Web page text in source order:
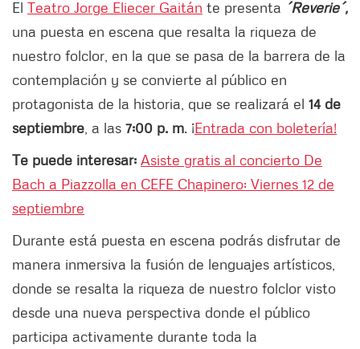
El Teatro Jorge Eliecer Gaitán te presenta ´Reverie´,
una puesta en escena que resalta la riqueza de
nuestro folclor, en la que se pasa de la barrera de la
contemplación y se convierte al público en
protagonista de la historia, que se realizará el 14 de
septiembre , a las 7:00 p. m. ¡Entrada con boletería!
Te puede interesar: Asiste gratis al concierto De
Bach a Piazzolla en CEFE Chapinero: Viernes 12 de
septiembre
Durante está puesta en escena podrás disfrutar de
manera inmersiva la fusión de lenguajes artísticos,
donde se resalta la riqueza de nuestro folclor visto
desde una nueva perspectiva donde el público
participa activamente durante toda la